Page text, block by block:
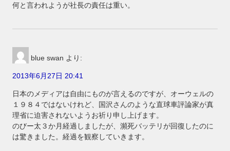
何と言われようが社長の責任は重い。
blue swan より:
2013年6月27日 20:41
日本のメディアは自由にものが言えるのですが、オーウェルの
１９８４ではないけれど、国沢さんのような直球車評論家が真
理省に迫害されないようお祈り申し上げます。
のびー太３か月経過しましたが、瀕死バッテリが回復したのに
は驚きました。経過を観察していきます。